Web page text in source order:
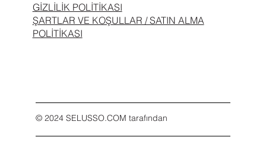
© 2024 SELUSSO.COM tarafından
GİZLİLİK POLİTİKASI
ŞARTLAR VE KOŞULLAR / SATIN ALMA
POLİTİKASI